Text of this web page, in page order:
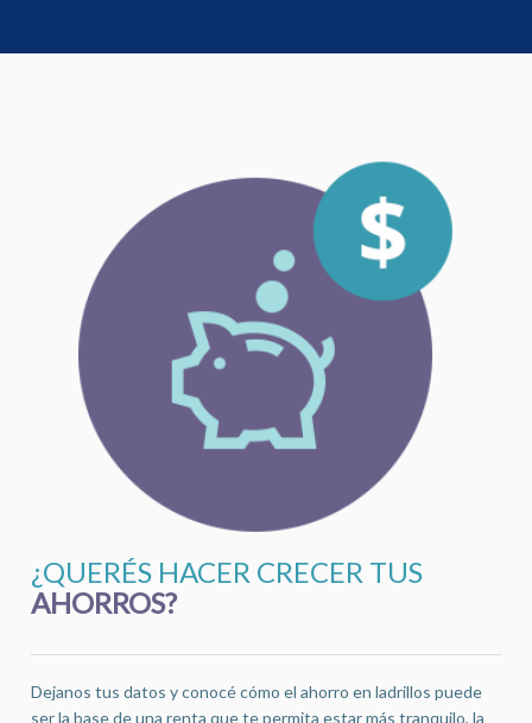
¿QUERÉS HACER CRECER TUS
AHORROS?
Dejanos tus datos y conocé cómo el ahorro en ladrillos puede
ser la base de una renta que te permita estar más tranquilo, la